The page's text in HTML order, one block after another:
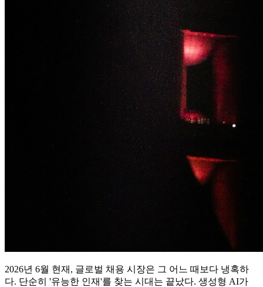
2026년 6월 현재, 글로벌 채용 시장은 그 어느 때보다 냉혹하
다. 단순히 '유능한 인재'를 찾는 시대는 끝났다. 생성형 AI가